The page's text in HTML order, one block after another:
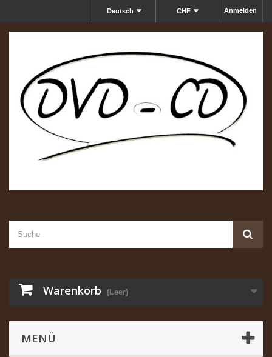
Anmelden
CHF
Deutsch
Warenkorb (Leer)
MENÜ